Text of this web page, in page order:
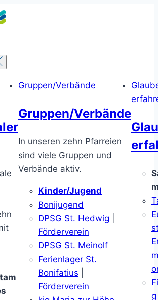
Gruppen/Verbände
Gruppen/Verbände
In unseren zehn Pfarreien
sind viele Gruppen und
Verbände aktiv.
Kinder/Jugend
Bonijugend
DPSG St. Hedwig
Förderverein
DPSG St. Meinolf
Ferienlager St.
Bonifatius
Förderverein
g